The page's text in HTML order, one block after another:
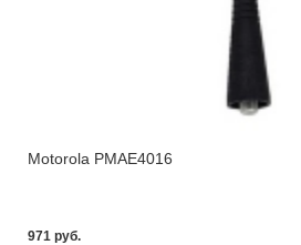
Motorola PMAE4016
971 pуб.